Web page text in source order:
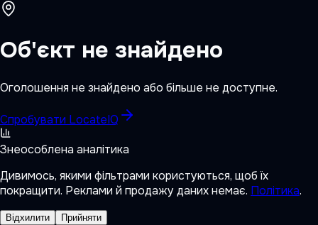
Об'єкт не знайдено
Оголошення не знайдено або більше не доступне.
Спробувати LocateIQ
Знеособлена аналітика
Дивимось, якими фільтрами користуються, щоб їх
покращити. Реклами й продажу даних немає. Політика.
Відхилити Прийняти